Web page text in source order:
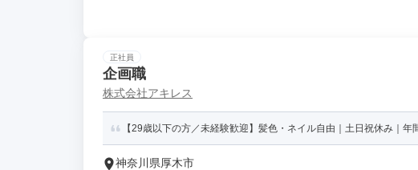
正社員
企画職
株式会社アキレス
【29歳以下の方／未経験歓迎】髪色・ネイル自由｜土日祝休み｜
神奈川県厚木市